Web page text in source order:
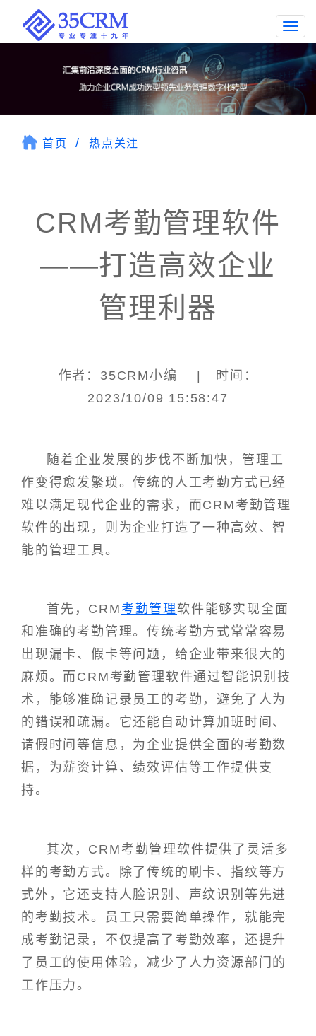
首页 热点关注
CRM考勤管理软件
——打造高效企业
管理利器
作者：35CRM小编 | 时间：
2023/10/09 15:58:47
随着企业发展的步伐不断加快，管理工
作变得愈发繁琐。传统的人工考勤方式已经
难以满足现代企业的需求，而CRM考勤管理
软件的出现，则为企业打造了一种高效、智
能的管理工具。
首先，CRM考勤管理软件能够实现全面
和准确的考勤管理。传统考勤方式常常容易
出现漏卡、假卡等问题，给企业带来很大的
麻烦。而CRM考勤管理软件通过智能识别技
术，能够准确记录员工的考勤，避免了人为
的错误和疏漏。它还能自动计算加班时间、
请假时间等信息，为企业提供全面的考勤数
据，为薪资计算、绩效评估等工作提供支
持。
其次，CRM考勤管理软件提供了灵活多
样的考勤方式。除了传统的刷卡、指纹等方
式外，它还支持人脸识别、声纹识别等先进
的考勤技术。员工只需要简单操作，就能完
成考勤记录，不仅提高了考勤效率，还提升
了员工的使用体验，减少了人力资源部门的
工作压力。